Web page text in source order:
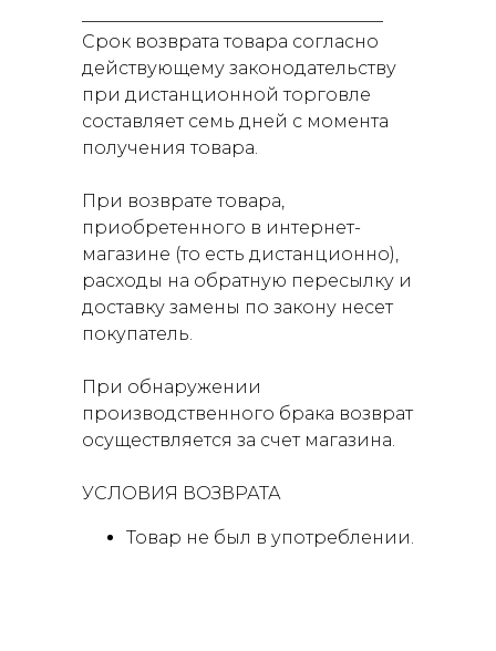
Срок возврата товара согласно
действующему законодательству
при дистанционной торговле
составляет семь дней с момента
получения товара.
При возврате товара,
приобретенного в интернет-
магазине (то есть дистанционно),
расходы на обратную пересылку и
доставку замены по закону несет
покупатель.
При обнаружении
производственного брака возврат
осуществляется за счет магазина.
УСЛОВИЯ ВОЗВРАТА
Товар не был в употреблении.